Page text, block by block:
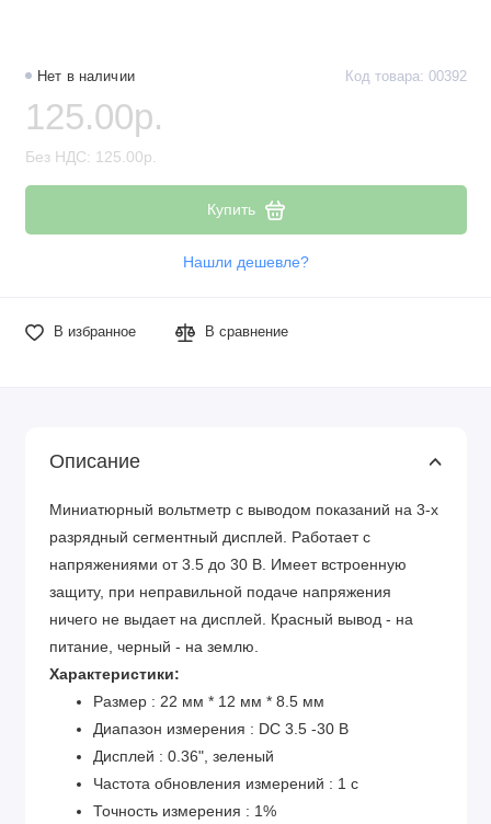
Нет в наличии Код товара: 00392
125.00р.
Без НДС: 125.00р.
Купить
Нашли дешевле?
В избранное В сравнение
Описание
Миниатюрный вольтметр с выводом показаний на 3-х
разрядный сегментный дисплей. Работает с
напряжениями от 3.5 до 30 В. Имеет встроенную
защиту, при неправильной подаче напряжения
ничего не выдает на дисплей. Красный вывод - на
питание, черный - на землю.
Характеристики:
Размер : 22 мм * 12 мм * 8.5 мм
Диапазон измерения : DC 3.5 -30 В
Дисплей : 0.36", зеленый
Частота обновления измерений : 1 с
Точность измерения : 1%